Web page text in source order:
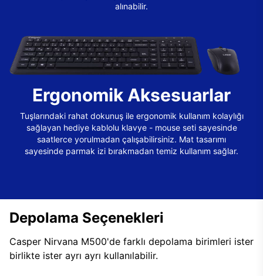
alınabilir.
Ergonomik Aksesuarlar
Tuşlarındaki rahat dokunuş ile ergonomik kullanım kolaylığı
sağlayan hediye kablolu klavye - mouse seti sayesinde
saatlerce yorulmadan çalışabilirsiniz. Mat tasarımı
sayesinde parmak izi bırakmadan temiz kullanım sağlar.
Depolama Seçenekleri
Casper Nirvana M500'de farklı depolama birimleri ister
birlikte ister ayrı ayrı kullanılabilir.